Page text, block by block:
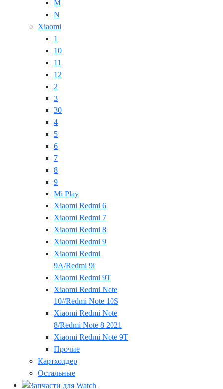
M
N
Xiaomi
1
10
11
12
2
3
30
4
5
6
7
8
9
Mi Play
Xiaomi Redmi 6
Xiaomi Redmi 7
Xiaomi Redmi 8
Xiaomi Redmi 9
Xiaomi Redmi
9A/Redmi 9i
Xiaomi Redmi 9T
Xiaomi Redmi Note
10//Redmi Note 10S
Xiaomi Redmi Note
8/Redmi Note 8 2021
Xiaomi Redmi Note 9T
Прочие
Картхолдер
Остальные